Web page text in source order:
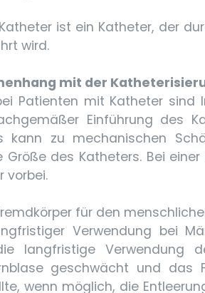
ist ein Katheter, der
wird.
mit der
Patienten mit Katheter sind
Einführung des
kann zu mechanischen
des Katheters. Bei
vorbei.
für den
Verwendung bei
langfristige Verwendung
geschwächt und das
wenn möglich, die